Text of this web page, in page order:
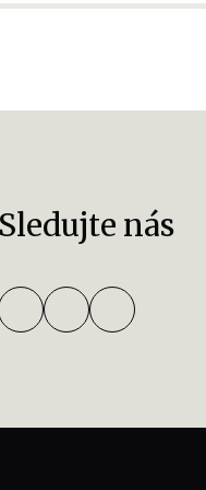
Sledujte nás